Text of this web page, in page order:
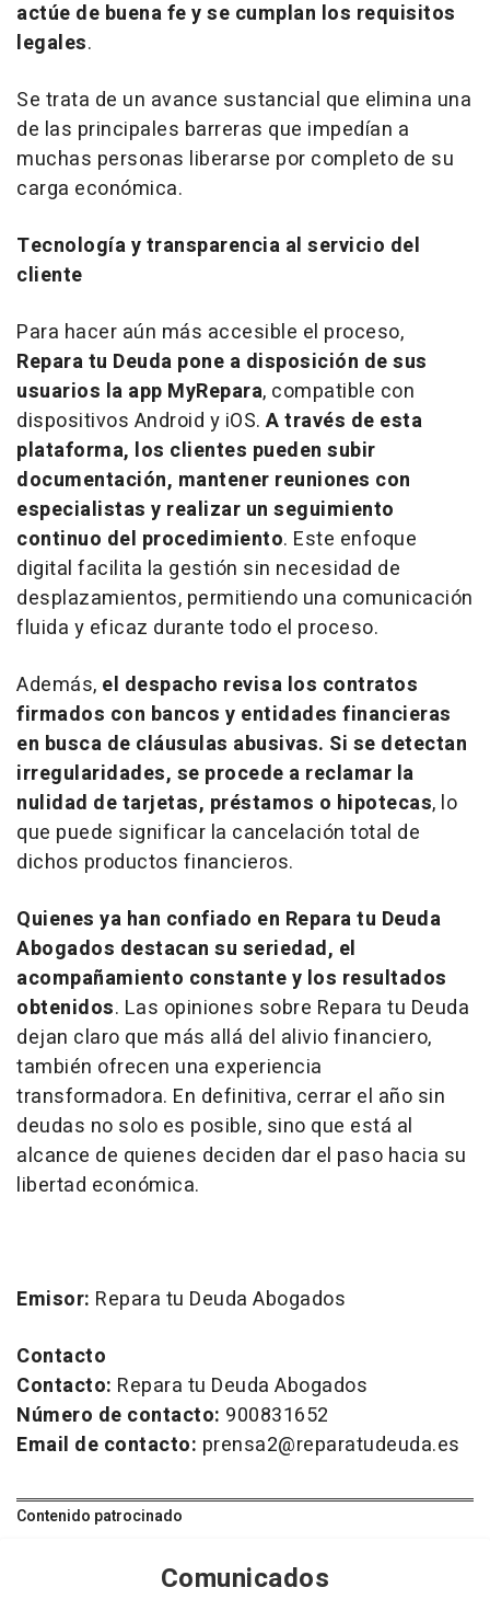
actúe de buena fe y se cumplan los requisitos
legales.
Se trata de un avance sustancial que elimina una
de las principales barreras que impedían a
muchas personas liberarse por completo de su
carga económica.
Tecnología y transparencia al servicio del
cliente
Para hacer aún más accesible el proceso,
Repara tu Deuda pone a disposición de sus
usuarios la app MyRepara, compatible con
dispositivos Android y iOS. A través de esta
plataforma, los clientes pueden subir
documentación, mantener reuniones con
especialistas y realizar un seguimiento
continuo del procedimiento. Este enfoque
digital facilita la gestión sin necesidad de
desplazamientos, permitiendo una comunicación
fluida y eficaz durante todo el proceso.
Además, el despacho revisa los contratos
firmados con bancos y entidades financieras
en busca de cláusulas abusivas. Si se detectan
irregularidades, se procede a reclamar la
nulidad de tarjetas, préstamos o hipotecas, lo
que puede significar la cancelación total de
dichos productos financieros.
Quienes ya han confiado en Repara tu Deuda
Abogados destacan su seriedad, el
acompañamiento constante y los resultados
obtenidos. Las opiniones sobre Repara tu Deuda
dejan claro que más allá del alivio financiero,
también ofrecen una experiencia
transformadora. En definitiva, cerrar el año sin
deudas no solo es posible, sino que está al
alcance de quienes deciden dar el paso hacia su
libertad económica.
Emisor: Repara tu Deuda Abogados
Contacto
Contacto: Repara tu Deuda Abogados
Número de contacto: 900831652
Email de contacto: prensa2@reparatudeuda.es
Contenido patrocinado
Comunicados